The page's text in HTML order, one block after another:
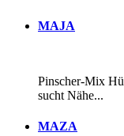
MAJA
Pinscher-Mix
sucht Nähe...
MAZA